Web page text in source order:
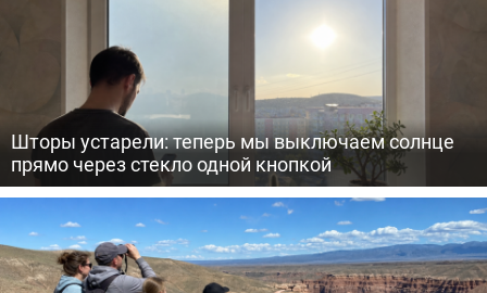
Шторы устарели: теперь мы выключаем солнце
прямо через стекло одной кнопкой